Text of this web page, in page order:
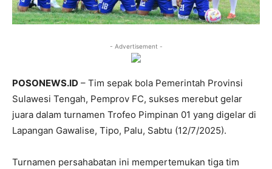
- Advertisement -
POSONEWS.ID – Tim sepak bola Pemerintah Provinsi
Sulawesi Tengah, Pemprov FC, sukses merebut gelar
juara dalam turnamen Trofeo Pimpinan 01 yang digelar di
Lapangan Gawalise, Tipo, Palu, Sabtu (12/7/2025).
Turnamen persahabatan ini mempertemukan tiga tim